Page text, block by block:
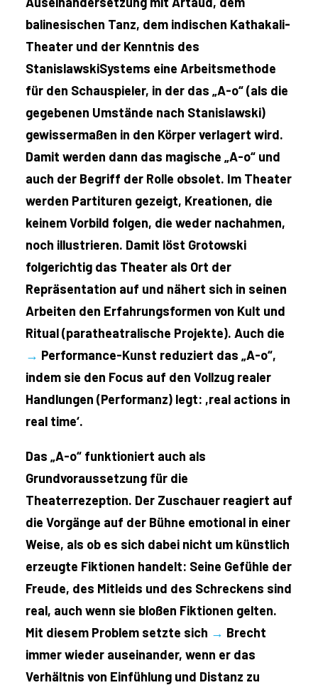
balinesischen Tanz, dem indischen Kathakali-
Theater und der Kenntnis des
StanislawskiSystems eine Arbeitsmethode
für den Schauspieler, in der das „A-o“ (als die
gegebenen Umstände nach Stanislawski)
gewissermaßen in den Körper verlagert wird.
Damit werden dann das magische „A-o“ und
auch der Begriff der Rolle obsolet. Im Theater
werden Partituren gezeigt, Kreationen, die
keinem Vorbild folgen, die weder nachahmen,
noch illustrieren. Damit löst Grotowski
folgerichtig das Theater als Ort der
Repräsentation auf und nähert sich in seinen
Arbeiten den Erfahrungsformen von Kult und
Ritual (paratheatralische Projekte). Auch die
→ Performance-Kunst reduziert das „A-o“,
indem sie den Focus auf den Vollzug realer
Handlungen (Performanz) legt: ,real actions in
real time‘.
Das „A-o“ funktioniert auch als
Grundvoraussetzung für die
Theaterrezeption. Der Zuschauer reagiert auf
die Vorgänge auf der Bühne emotional in einer
Weise, als ob es sich dabei nicht um künstlich
erzeugte Fiktionen handelt: Seine Gefühle der
Freude, des Mitleids und des Schreckens sind
real, auch wenn sie bloßen Fiktionen gelten.
Mit diesem Problem setzte sich → Brecht
immer wieder auseinander, wenn er das
Verhältnis von Einfühlung und Distanz zu